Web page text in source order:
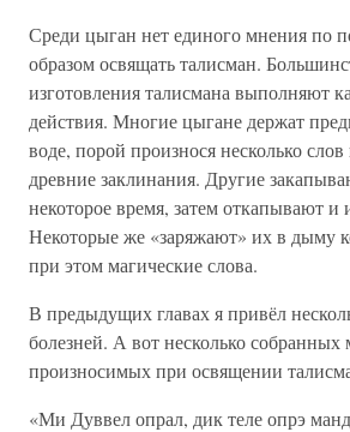
Среди цыган нет единого мнения по
образом освящать талисман.
изготовления талисмана выполняют
действия. Многие цыгане держат
воде, порой произнося несколько
древние заклинания. Другие
некоторое время, затем откапывают и
Некоторые же «заряжают» их в дыму
при этом магические слова.
В предыдущих главах я привёл
болезней. А вот несколько
произносимых при освящении
«Ми Дуввел опрал, дик теле опрэ